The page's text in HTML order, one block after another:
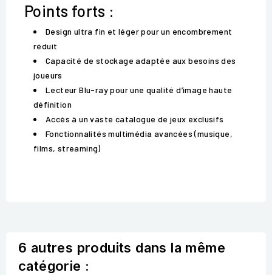
Points forts :
Design ultra fin et léger pour un encombrement
réduit
Capacité de stockage adaptée aux besoins des
joueurs
Lecteur Blu-ray pour une qualité d’image haute
définition
Accès à un vaste catalogue de jeux exclusifs
Fonctionnalités multimédia avancées (musique,
films, streaming)
6 autres produits dans la même
catégorie :